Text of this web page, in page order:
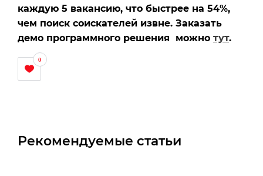
каждую 5 вакансию, что быстрее на 54%,
чем поиск соискателей извне. Заказать
демо программного решения можно тут.
0
Рекомендуемые статьи